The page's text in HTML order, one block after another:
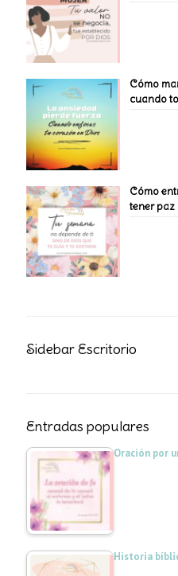
Cómo
cuando
Cómo
tener paz
Sidebar Escritorio
Entradas populares
Oración por
Historia